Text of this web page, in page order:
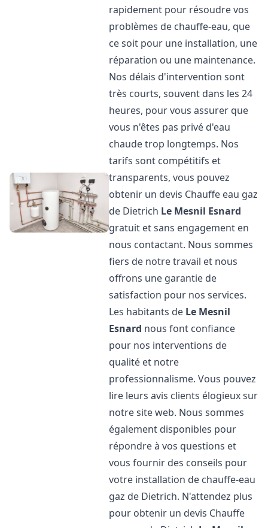
rapidement pour résoudre vos
problèmes de chauffe-eau, que
ce soit pour une installation, une
réparation ou une maintenance.
Nos délais d'intervention sont
très courts, souvent dans les 24
heures, pour vous assurer que
vous n'êtes pas privé d'eau
chaude trop longtemps. Nos
tarifs sont compétitifs et
transparents, vous pouvez
obtenir un devis Chauffe eau gaz
de Dietrich Le Mesnil Esnard
gratuit et sans engagement en
nous contactant. Nous sommes
fiers de notre travail et nous
offrons une garantie de
satisfaction pour nos services.
Les habitants de Le Mesnil
Esnard nous font confiance
pour nos interventions de
qualité et notre
professionnalisme. Vous pouvez
lire leurs avis clients élogieux sur
notre site web. Nous sommes
également disponibles pour
répondre à vos questions et
vous fournir des conseils pour
votre installation de chauffe-eau
gaz de Dietrich. N'attendez plus
pour obtenir un devis Chauffe